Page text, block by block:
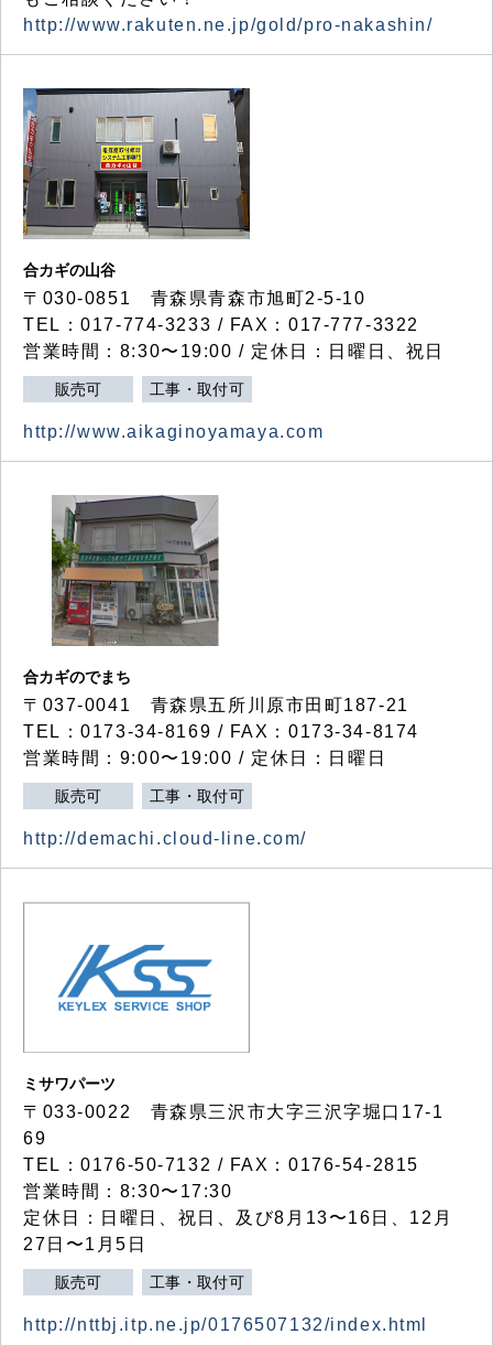
http://www.rakuten.ne.jp/gold/pro-nakashin/
合カギの山谷
〒030-0851 青森県青森市旭町2-5-10
TEL：017-774-3233 / FAX：017-777-3322
営業時間：8:30〜19:00 / 定休日：日曜日、祝日
販売可 工事・取付可
http://www.aikaginoyamaya.com
合カギのでまち
〒037-0041 青森県五所川原市田町187-21
TEL：0173-34-8169 / FAX：0173-34-8174
営業時間：9:00〜19:00 / 定休日：日曜日
販売可 工事・取付可
http://demachi.cloud-line.com/
ミサワパーツ
〒033-0022 青森県三沢市大字三沢字堀口17-1
69
TEL：0176-50-7132 / FAX：0176-54-2815
営業時間：8:30〜17:30
定休日：日曜日、祝日、及び8月13〜16日、12月
27日〜1月5日
販売可 工事・取付可
http://nttbj.itp.ne.jp/0176507132/index.html